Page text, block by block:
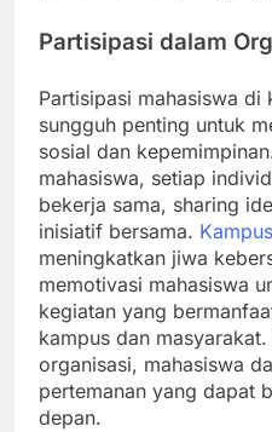
Partisipasi dalam
Partisipasi mahasiswa
sungguh penting untuk
sosial dan
mahasiswa, setiap
bekerja sama, sharing
inisiatif bersama.
meningkatkan jiwa
memotivasi mahasiswa
kegiatan yang
kampus dan
organisasi, mahasiswa
pertemanan yang dapat
depan.